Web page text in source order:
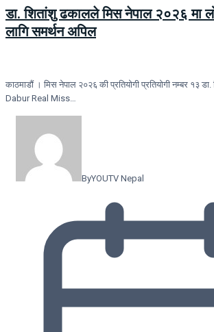
डा. शितांशु ढकालले मिस नेपाल २०२६ मा
लागि समर्थन अपिल
काठमाडौं । मिस नेपाल २०२६ की प्रतियोगी प्रतियोगी नम्बर १३
Dabur Real Miss…
ByYOUTV Nepal